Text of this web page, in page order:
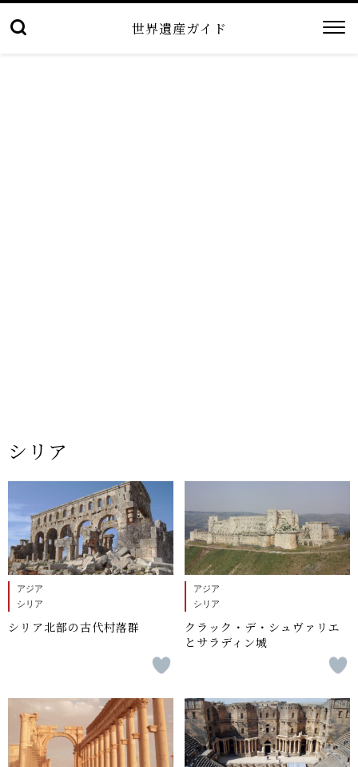
世界遺産ガイド
シリア
アジア
シリア
シリア北部の古代村落群
アジア
シリア
クラック・デ・シュヴァリエ
とサラディン城